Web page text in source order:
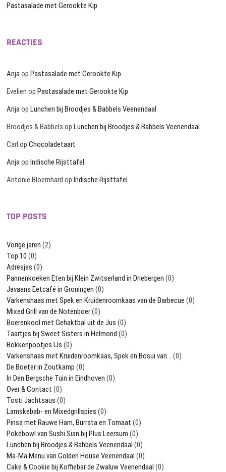
Pastasalade met Gerookte Kip
REACTIES
AnjaopPastasalade met Gerookte Kip
Evelien opPastasalade met Gerookte Kip
AnjaopLunchen bij Broodjes & Babbels Veenendaal
Broodjes & Babbels opLunchen bij Broodjes & Babbels Veenendaal
Carl opChocoladetaart
AnjaopIndische Rijsttafel
Antonie Bloemhard opIndische Rijsttafel
TOP POSTS
Vorige jaren (2)
Top 10 (0)
Adresjes (0)
Pannenkoeken Eten bij Klein Zwitserland in Driebergen (0)
Javaans Eetcafé in Groningen (0)
Varkenshaas met Spek en Kruidenroomkaas van de Barbecue (0)
Mixed Grill van de Notenboer(0)
Boerenkool met Gehaktbal uit de Jus (0)
Taartjes bij Sweet Sisters in Helmond (0)
Bokkenpootjes IJs (0)
Varkenshaas met Kruidenroomkaas, Spek en Bosui van… (0)
De Boeter in Zoutkamp (0)
In Den Bergsche Tuin in Eindhoven (0)
Over & Contact (0)
Tosti Jachtsaus (0)
Lamskebab- en Mixedgrillspies (0)
Pinsa met Rauwe Ham, Burrata en Tomaat (0)
Pokébowl van Sushi Sian bij Plus Leersum (0)
Lunchen bij Broodjes & Babbels Veenendaal (0)
Ma-Ma Menu van Golden House Veenendaal (0)
Cake & Cookie bij Koffiebar de Zwaluw Veenendaal (0)